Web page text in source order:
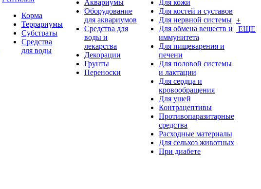
Корма
Террариумы
Субстраты
Средства
для воды
Аквариумы
Оборудование
для аквариумов
Средства для
воды и
лекарства
Декорации
Грунты
Переноски
Для кожи
Для костей и суставов
Для нервной системы
Для обмена веществ и
иммунитета
Для пищеварения и
печени
Для половой системы
и лактации
Для сердца и
кровообращения
Для ушей
Контрацептивы
Противопаразитарные
средства
Расходные материалы
Для сельхоз животных
При диабете
+
ЕЩЕ